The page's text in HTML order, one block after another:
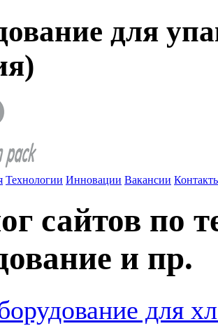
для
Технологии Инновации Вакансии
сайтов по
и пр.
для